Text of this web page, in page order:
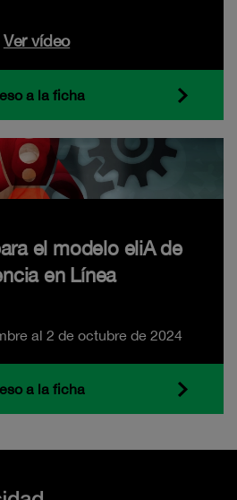
Ver vídeo
a la ficha
el modelo eliA de
en Línea
al 2 de octubre de 2024
a la ficha